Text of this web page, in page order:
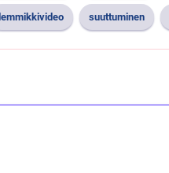
lemmikkivideo suuttuminen